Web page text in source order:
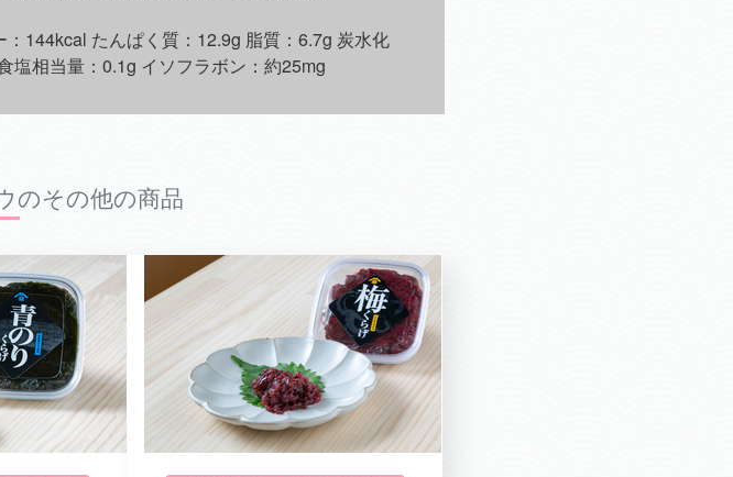
144kcal たんぱく質：12.9g 脂質：6.7g 炭水化
塩相当量：0.1g イソフラボン：約25mg
のその他の商品